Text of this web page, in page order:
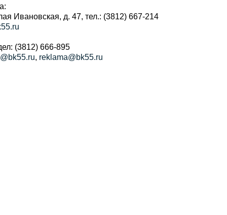
Ивановская, д. 47, тел.: (3812) 667-214
(3812) 666-895
, reklama@bk55.ru